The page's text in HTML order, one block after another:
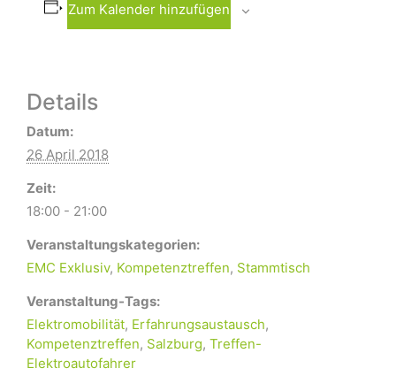
Zum Kalender hinzufügen
Details
Datum:
26 April 2018
Zeit:
18:00 - 21:00
Veranstaltungskategorien:
EMC Exklusiv, Kompetenztreffen, Stammtisch
Veranstaltung-Tags:
Elektromobilität, Erfahrungsaustausch,
Kompetenztreffen, Salzburg, Treffen-
Elektroautofahrer